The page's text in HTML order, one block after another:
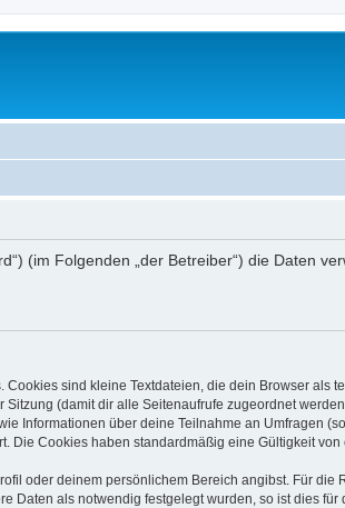
(im Folgenden „der Betreiber“) die Daten
sind kleine Textdateien, die dein Browser als
(damit dir alle Seitenaufrufe zugeordnet
Informationen über deine Teilnahme an Umfragen
Cookies haben standardmäßig eine Gültigkeit
oder deinem persönlichem Bereich angibst. Für die
als notwendig festgelegt wurden, so ist dies für